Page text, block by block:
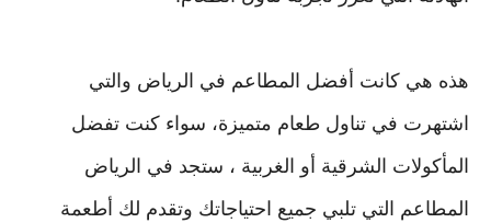
هذه هي كانت أفضل المطاعم في الرياض والتي
اشتهرت في تناول طعام متميزة، سواء كنت تفضل
المأكولات الشرقية أو الغربية ، ستجد في الرياض
المطاعم التي تلبي جميع احتياجاتك وتقدم لك أطعمة